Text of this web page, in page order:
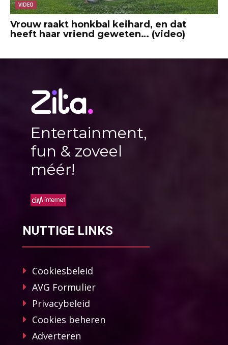
VIDEO
Vrouw raakt honkbal keihard, en dat
heeft haar vriend geweten… (video)
Entertainment,
fun & zoveel
méér!
NUTTIGE LINKS
Cookiesbeleid
AVG Formulier
Privacybeleid
Cookies beheren
Adverteren